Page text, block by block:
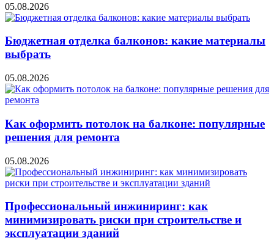
05.08.2026
Бюджетная отделка балконов: какие материалы
выбрать
05.08.2026
Как оформить потолок на балконе: популярные
решения для ремонта
05.08.2026
Профессиональный инжиниринг: как
минимизировать риски при строительстве и
эксплуатации зданий